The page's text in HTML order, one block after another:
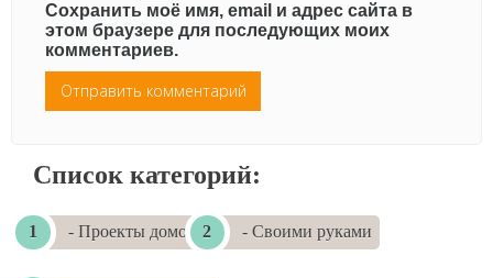
Сохранить моё имя, email и адрес сайта в
этом браузере для последующих моих
комментариев.
Список категорий:
- Проекты домов - Своими руками